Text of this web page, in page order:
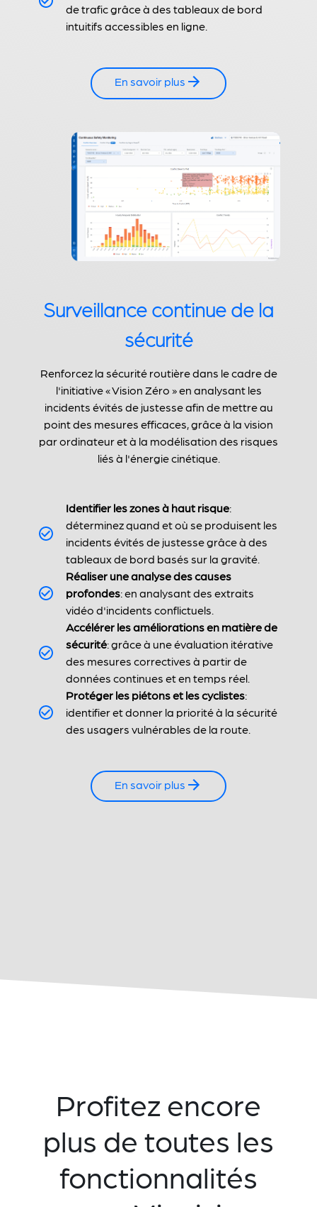
de trafic grâce à des tableaux de bord
intuitifs accessibles en ligne.
En savoir plus
Surveillance continue de la
sécurité
Renforcez la sécurité routière dans le cadre de
l'initiative « Vision Zéro » en analysant les
incidents évités de justesse afin de mettre au
point des mesures efficaces, grâce à la vision
par ordinateur et à la modélisation des risques
liés à l'énergie cinétique.
Identifier les zones à haut risque:
déterminez quand et où se produisent les
incidents évités de justesse grâce à des
tableaux de bord basés sur la gravité.
Réaliser une analyse des causes
profondes: en analysant des extraits
vidéo d'incidents conflictuels.
Accélérer les améliorations en matière de
sécurité: grâce à une évaluation itérative
des mesures correctives à partir de
données continues et en temps réel.
Protéger les piétons et les cyclistes:
identifier et donner la priorité à la sécurité
des usagers vulnérables de la route.
En savoir plus
Profitez encore
plus de toutes les
fonctionnalités